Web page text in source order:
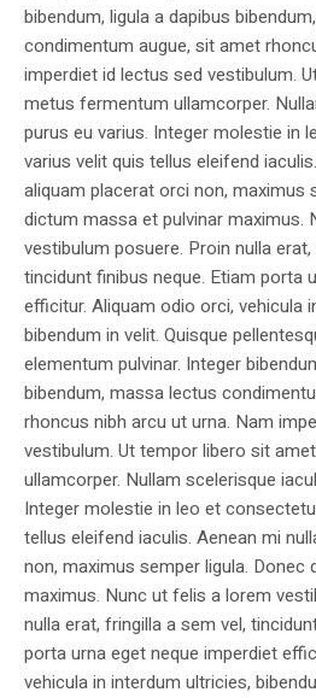
bibendum, ligula a dapibus
condimentum augue, sit amet
imperdiet id lectus sed vestibulum.
metus fermentum ullamcorper.
purus eu varius. Integer molestie in
varius velit quis tellus eleifend
aliquam placerat orci non, maximus
dictum massa et pulvinar maximus.
vestibulum posuere. Proin nulla
tincidunt finibus neque. Etiam porta
efficitur. Aliquam odio orci, vehicula
bibendum in velit. Quisque
elementum pulvinar. Integer
bibendum, massa lectus
rhoncus nibh arcu ut urna. Nam
vestibulum. Ut tempor libero sit
ullamcorper. Nullam scelerisque
Integer molestie in leo et
tellus eleifend iaculis. Aenean mi
non, maximus semper ligula.
maximus. Nunc ut felis a lorem
nulla erat, fringilla a sem vel,
porta urna eget neque imperdiet
vehicula in interdum ultricies,